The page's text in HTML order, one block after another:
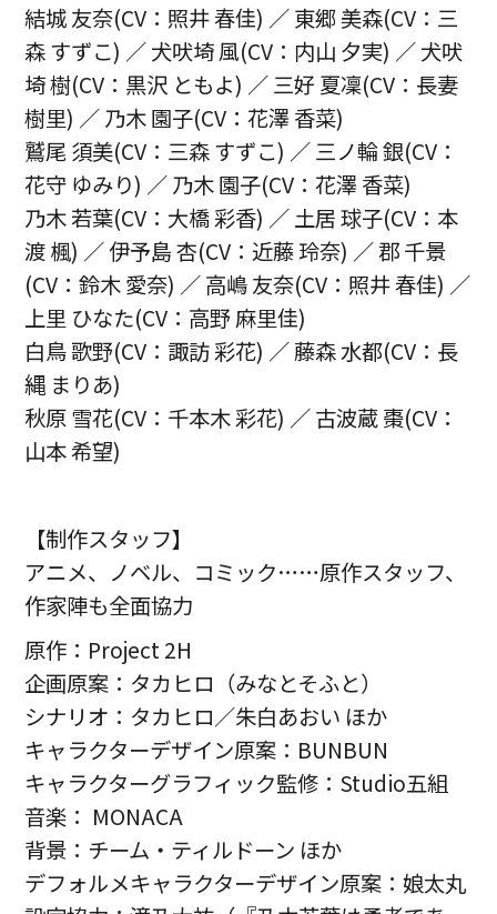
結城 友奈(CV：照井 春佳) ／ 東郷 美森(CV：三
森 すずこ) ／ 犬吠埼 風(CV：内山 夕実) ／ 犬吠
埼 樹(CV：黒沢 ともよ) ／ 三好 夏凜(CV：長妻
樹里) ／ 乃木 園子(CV：花澤 香菜)
鷲尾 須美(CV：三森 すずこ) ／ 三ノ輪 銀(CV：
花守 ゆみり) ／ 乃木 園子(CV：花澤 香菜)
乃木 若葉(CV：大橋 彩香) ／ 土居 球子(CV：本
渡 楓) ／ 伊予島 杏(CV：近藤 玲奈) ／ 郡 千景
(CV：鈴木 愛奈) ／ 高嶋 友奈(CV：照井 春佳) ／
上里 ひなた(CV：高野 麻里佳)
白鳥 歌野(CV：諏訪 彩花) ／ 藤森 水都(CV：長
縄 まりあ)
秋原 雪花(CV：千本木 彩花) ／ 古波蔵 棗(CV：
山本 希望)
【制作スタッフ】
アニメ、ノベル、コミック……原作スタッフ、
作家陣も全面協力
原作：Project 2H
企画原案：タカヒロ（みなとそふと）
シナリオ：タカヒロ／朱白あおい ほか
キャラクターデザイン原案：BUNBUN
キャラクターグラフィック監修：Studio五組
音楽： MONACA
背景：チーム・ティルドーン ほか
デフォルメキャラクターデザイン原案：娘太丸